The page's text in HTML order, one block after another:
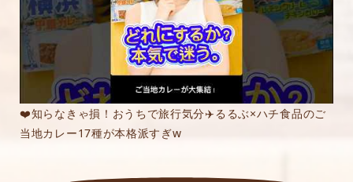
❤️知らなきゃ損！おうちで旅行気分✈️るるぶ×ハチ食品のご
当地カレー17種が本格派すぎw